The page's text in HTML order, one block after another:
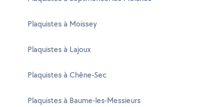
Plaquistes à Moissey
Plaquistes à Lajoux
Plaquistes à Chêne-Sec
Plaquistes à Baume-les-Messieurs